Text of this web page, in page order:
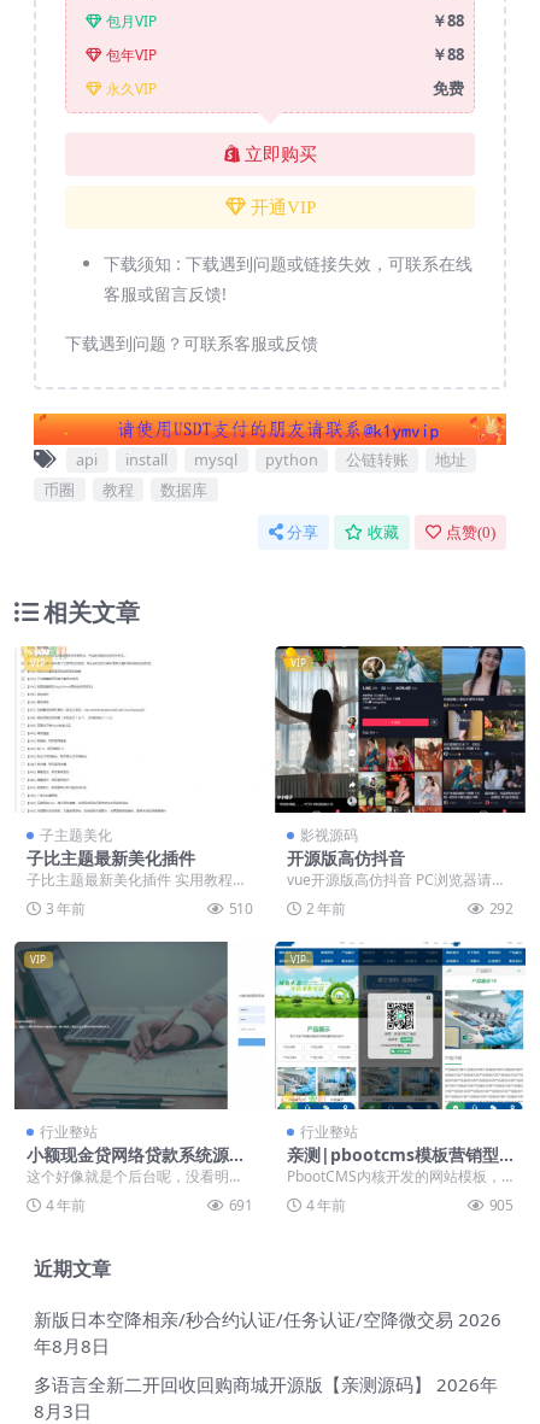
包月VIP ￥88
包年VIP ￥88
永久VIP 免费
立即购买
开通VIP
下载须知 : 下载遇到问题或链接失效，可联系在线
客服或留言反馈!
下载遇到问题？可联系客服或反馈
api install mysql python 公链转账
地址
币圈
教程 数据库
分享 收藏 点赞(0)
相关文章
VIP
子主题美化
子比主题最新美化插件
子比主题最新美化插件 实用教程更
新说明： 上传 zibll_Add_ons目录 ...
3 年前 510
VIP
影视源码
开源版高仿抖音
vue开源版高仿抖音 PC浏览器请用
手机模式访问。先按F12调出控制
台，再按Ct...
2 年前 292
VIP
行业整站
小额现金贷网络贷款系统源码
下载【亲测源码】
这个好像就是个后台呢，没看明
白，感兴趣的朋友自行下载学习研
究吧 小额现金贷网络贷...
4 年前 691
VIP
行业整站
亲测|pbootcms模板营销型
手机+电脑版蓝色玻璃纤维制
品网站源码下载
PbootCMS内核开发的网站模板，
该模板适用于玻璃纤维网站、环保
设备网站模板等...
4 年前 905
近期文章
新版日本空降相亲/秒合约认证/任务认证/空降微交易 2026
年8月8日
多语言全新二开回收回购商城开源版【亲测源码】
2026年
8月3日